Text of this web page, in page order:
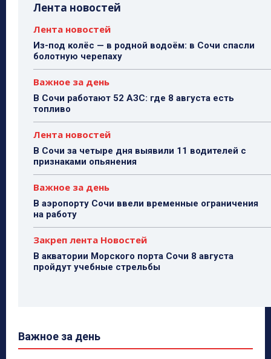
Лента новостей
Лента новостей
Из-под колёс — в родной водоём: в Сочи спасли
болотную черепаху
Важное за день
В Сочи работают 52 АЗС: где 8 августа есть
топливо
Лента новостей
В Сочи за четыре дня выявили 11 водителей с
признаками опьянения
Важное за день
В аэропорту Сочи ввели временные ограничения
на работу
Закреп лента Новостей
В акватории Морского порта Сочи 8 августа
пройдут учебные стрельбы
Важное за день